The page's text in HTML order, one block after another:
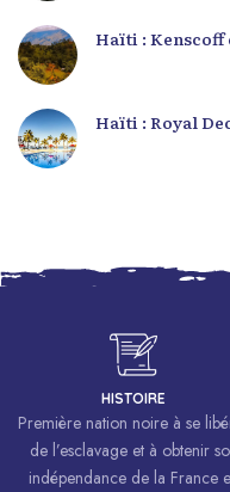
Haïti : Kenscoff
Haïti : Royal
HISTOIRE
Première nation noire à se
de l’esclavage et à obtenir
indépendance de la France